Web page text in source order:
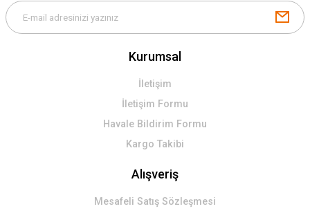
Kurumsal
İletişim
İletişim Formu
Havale Bildirim Formu
Kargo Takibi
Alışveriş
Mesafeli Satış Sözleşmesi